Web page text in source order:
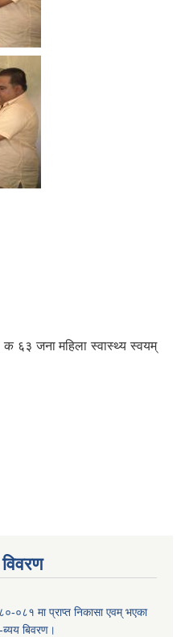
क ६३ जना महिला स्वास्थ्य स्वयम्
०८१ मा प्राप्त निकासा एवम् भएका
बिवरण।